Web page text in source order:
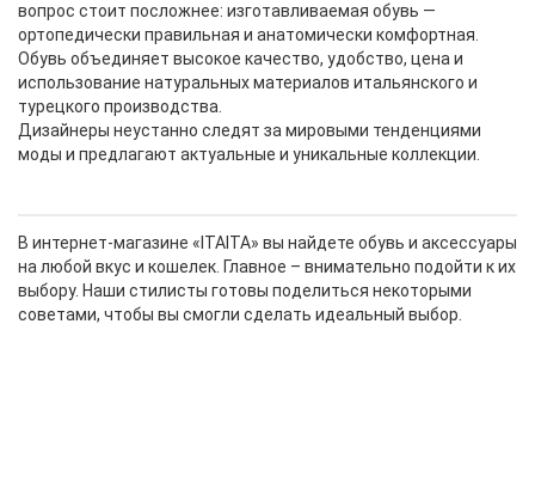
вопрос стоит посложнее: изготавливаемая обувь —
ортопедически правильная и анатомически комфортная.
Обувь объединяет высокое качество, удобство, цена и
использование натуральных материалов итальянского и
турецкого производства.
Дизайнеры неустанно следят за мировыми тенденциями
моды и предлагают актуальные и уникальные коллекции.
В интернет-магазине «ITAITA» вы найдете обувь и аксессуары
на любой вкус и кошелек. Главное – внимательно подойти к их
выбору. Наши стилисты готовы поделиться некоторыми
советами, чтобы вы смогли сделать идеальный выбор.